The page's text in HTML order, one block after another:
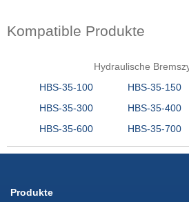
Kompatible Produkte
Hydraulische
HBS-35-100
HBS-35-150
HBS-35-300
HBS-35-400
HBS-35-600
HBS-35-700
Produkte